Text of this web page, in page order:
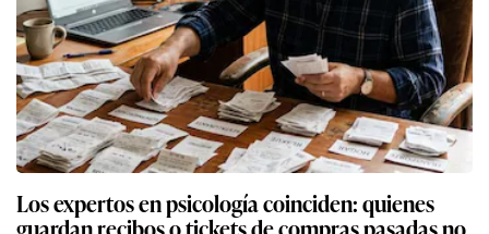
Los expertos en psicología coinciden: quienes
guardan recibos o tickets de compras pasadas no